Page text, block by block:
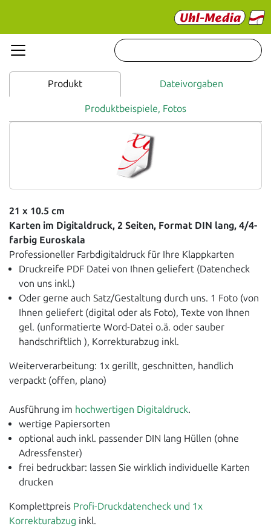
Produkt Dateivorgaben
Produktbeispiele, Fotos
21 x 10.5 cm
Karten im Digitaldruck, 2 Seiten, Format DIN lang, 4/4-
farbig Euroskala
Professioneller Farbdigitaldruck für Ihre Klappkarten
Druckreife PDF Datei von Ihnen geliefert (Datencheck
von uns inkl.)
Oder gerne auch Satz/Gestaltung durch uns. 1 Foto (von
Ihnen geliefert (digital oder als Foto), Texte von Ihnen
gel. (unformatierte Word-Datei o.ä. oder sauber
handschriftlich ), Korrekturabzug inkl.
Weiterverarbeitung: 1x gerillt, geschnitten, handlich
verpackt (offen, plano)
Ausführung im hochwertigen Digitaldruck.
wertige Papiersorten
optional auch inkl. passender DIN lang Hüllen (ohne
Adressfenster)
frei bedruckbar: lassen Sie wirklich individuelle Karten
drucken
Komplettpreis Profi-Druckdatencheck und 1x
Korrekturabzug inkl.